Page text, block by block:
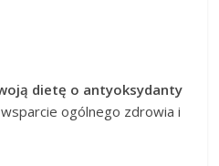
dietę o antyoksydanty
ogólnego zdrowia i